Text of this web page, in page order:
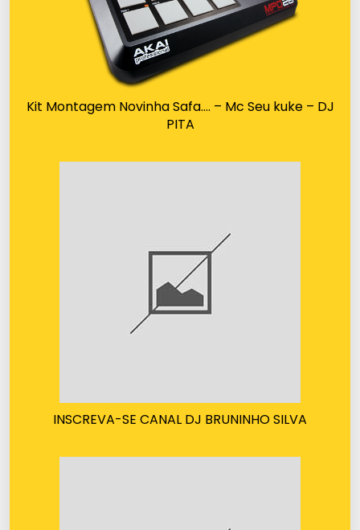
Kit Montagem Novinha Safa…. – Mc Seu kuke – DJ
PITA
INSCREVA-SE CANAL DJ BRUNINHO SILVA